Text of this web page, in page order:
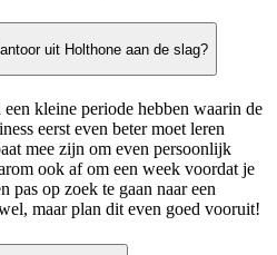
uit Holthone aan de slag?
kleine periode hebben waarin de
eerst even beter moet leren
mee zijn om even persoonlijk
ook af om een week voordat je
pas op zoek te gaan naar een
maar plan dit even goed vooruit!